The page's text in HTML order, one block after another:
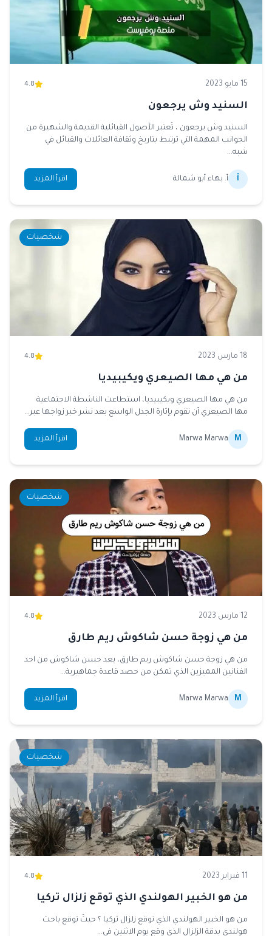
15 مايو 2023 4.8
السنيد وش يرجعون
السنيد وش يرجعون ، تُعتبر الأصول القبائلية القديمة والشهيرة من
الجوانب المهمة التي ترتبط بتاريخ وثقافة العائلات والقبائل في
شبه...
أ أ. بهاء أبو شمالة اقرأ المزيد
شخصيات
18 مارس 2023 4.8
من هي مها الصيعري ويكيبيديا
من هي مها الصيعري ويكيبيديا، استطاعت الناشطة الاجتماعية
مها الصيعري أن تقوم بإثارة الجدل الواسع بعد نشر خبر زواجها عبر...
M
Marwa Marwa اقرأ المزيد
شخصيات
12 مارس 2023 4.8
من هي زوجة حسن شاكوش ريم طارق
من هي زوجة حسن شاكوش ريم طارق، يعد حسن شاكوش من احد
الفنانين المميزين الذي تمكن من حصد قاعدة جماهيرية...
M
Marwa Marwa اقرأ المزيد
شخصيات
11 فبراير 2023 4.8
من هو الخبير الهولندي الذي توقع زلزال تركيا
من هو الخبير الهولندي الذي توقع زلزال تركيا ؟ حيثُ توقع باحث
هولندي بدقة الزلزال الذي وقع يوم الاثنين في...